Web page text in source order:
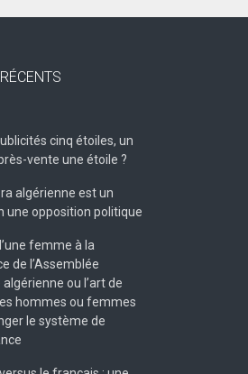
cinq étoiles, un
vente une étoile ?
algérienne est un
une opposition politique
femme à la
de l’Assemblée
algérienne ou l’art de
hommes ou femmes
le système de